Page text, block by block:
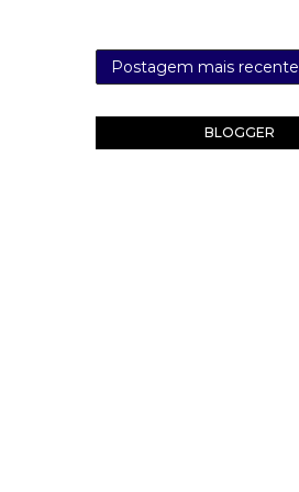
Postagem mais recente
BLOGGER